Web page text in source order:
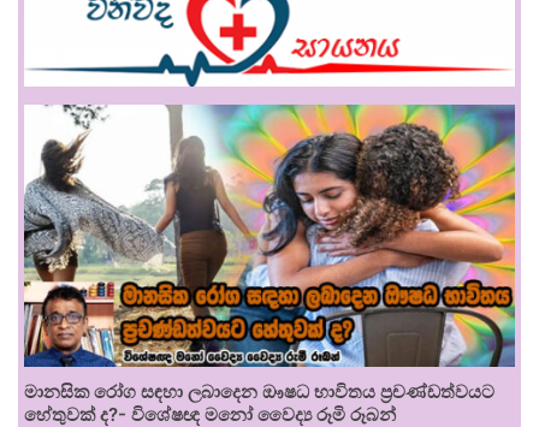
මානසික රෝග සඳහා ලබාදෙන ඖෂධ භාවිතය ප්‍රචණ්ඩත්වයට
හේතුවක් ද?- විශේෂඥ මනෝ වෛද්‍ය රූමි රූබන්